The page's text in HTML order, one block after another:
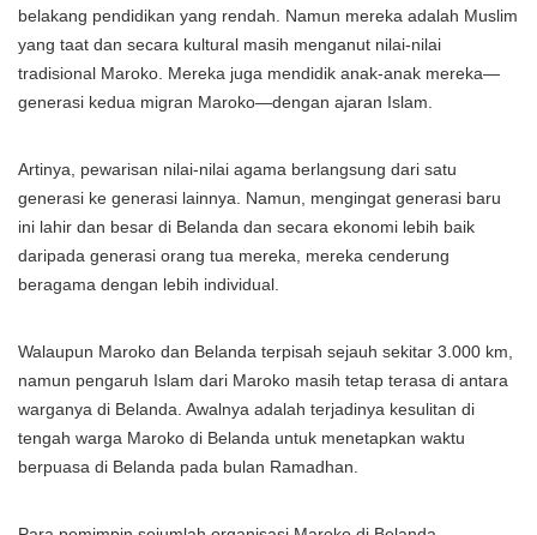
belakang pendidikan yang rendah. Namun mereka adalah Muslim
yang taat dan secara kultural masih menganut nilai-nilai
tradisional Maroko. Mereka juga mendidik anak-anak mereka—
generasi kedua migran Maroko—dengan ajaran Islam.
Artinya, pewarisan nilai-nilai agama berlangsung dari satu
generasi ke generasi lainnya. Namun, mengingat generasi baru
ini lahir dan besar di Belanda dan secara ekonomi lebih baik
daripada generasi orang tua mereka, mereka cenderung
beragama dengan lebih individual.
Walaupun Maroko dan Belanda terpisah sejauh sekitar 3.000 km,
namun pengaruh Islam dari Maroko masih tetap terasa di antara
warganya di Belanda. Awalnya adalah terjadinya kesulitan di
tengah warga Maroko di Belanda untuk menetapkan waktu
berpuasa di Belanda pada bulan Ramadhan.